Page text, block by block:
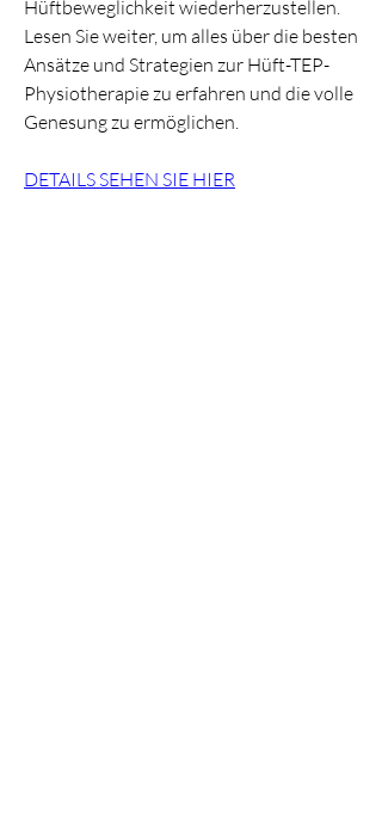
Hüftbeweglichkeit wiederherzustellen.
Lesen Sie weiter, um alles über die besten
Ansätze und Strategien zur Hüft-TEP-
Physiotherapie zu erfahren und die volle
Genesung zu ermöglichen.
DETAILS SEHEN SIE HIER